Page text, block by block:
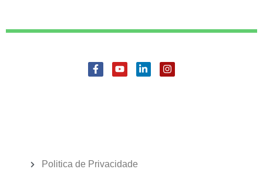
Politica de Privacidade